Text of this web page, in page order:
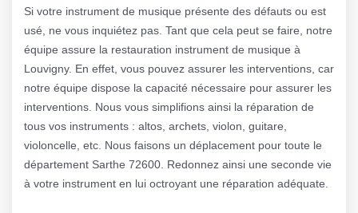
Si votre instrument de musique présente des défauts ou est
usé, ne vous inquiétez pas. Tant que cela peut se faire, notre
équipe assure la restauration instrument de musique à
Louvigny. En effet, vous pouvez assurer les interventions, car
notre équipe dispose la capacité nécessaire pour assurer les
interventions. Nous vous simplifions ainsi la réparation de
tous vos instruments : altos, archets, violon, guitare,
violoncelle, etc. Nous faisons un déplacement pour toute le
département Sarthe 72600. Redonnez ainsi une seconde vie
à votre instrument en lui octroyant une réparation adéquate.